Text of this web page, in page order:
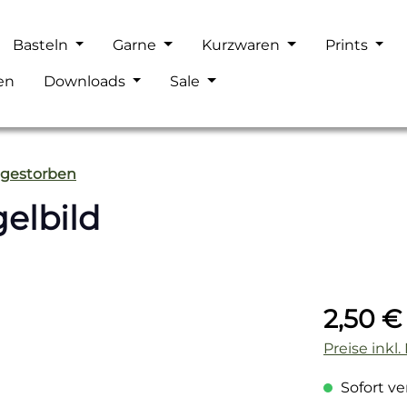
Basteln Garne Kurzwaren Prints
Downloads Sale
Regulärer
2,50 €
Preise inkl.
Sofort